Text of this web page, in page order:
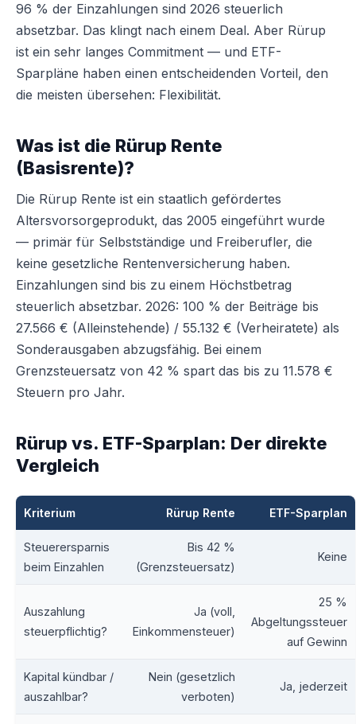
96 % der Einzahlungen sind 2026 steuerlich
absetzbar. Das klingt nach einem Deal. Aber Rürup
ist ein sehr langes Commitment — und ETF-
Sparpläne haben einen entscheidenden Vorteil, den
die meisten übersehen: Flexibilität.
Was ist die Rürup Rente
(Basisrente)?
Die Rürup Rente ist ein staatlich gefördertes
Altersvorsorgeprodukt, das 2005 eingeführt wurde
— primär für Selbstständige und Freiberufler, die
keine gesetzliche Rentenversicherung haben.
Einzahlungen sind bis zu einem Höchstbetrag
steuerlich absetzbar. 2026: 100 % der Beiträge bis
27.566 € (Alleinstehende) / 55.132 € (Verheiratete) als
Sonderausgaben abzugsfähig. Bei einem
Grenzsteuersatz von 42 % spart das bis zu 11.578 €
Steuern pro Jahr.
Rürup vs. ETF-Sparplan: Der direkte
Vergleich
Kriterium Rürup Rente ETF-Sparplan
Steuerersparnis
beim Einzahlen
Bis 42 %
(Grenzsteuersatz)
Keine
Auszahlung
steuerpflichtig?
Ja (voll,
Einkommensteuer)
25 %
Abgeltungssteuer
auf Gewinn
Kapital kündbar /
auszahlbar?
Nein (gesetzlich
verboten)
Ja, jederzeit